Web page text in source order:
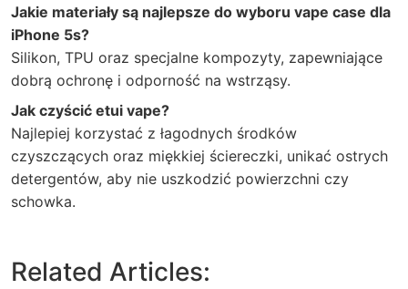
Jakie materiały są najlepsze do wyboru vape case dla
iPhone 5s?
Silikon, TPU oraz specjalne kompozyty, zapewniające
dobrą ochronę i odporność na wstrząsy.
Jak czyścić etui vape?
Najlepiej korzystać z łagodnych środków
czyszczących oraz miękkiej ściereczki, unikać ostrych
detergentów, aby nie uszkodzić powierzchni czy
schowka.
Related Articles: